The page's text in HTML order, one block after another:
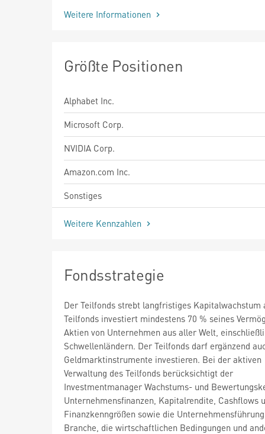
Weitere Informationen
Größte Positionen
Alphabet Inc.
Microsoft Corp.
NVIDIA Corp.
Amazon.com Inc.
Sonstiges
Weitere Kennzahlen
Fondsstrategie
Der Teilfonds strebt langfristiges Kapitalwachstum
Teilfonds investiert mindestens 70 % seines
Aktien von Unternehmen aus aller Welt,
Schwellenländern. Der Teilfonds darf ergänzend
Geldmarktinstrumente investieren. Bei der aktiven
Verwaltung des Teilfonds berücksichtigt der
Investmentmanager Wachstums- und
Unternehmensfinanzen, Kapitalrendite, Cashflows
Finanzkenngrößen sowie die
Branche, die wirtschaftlichen Bedingungen und